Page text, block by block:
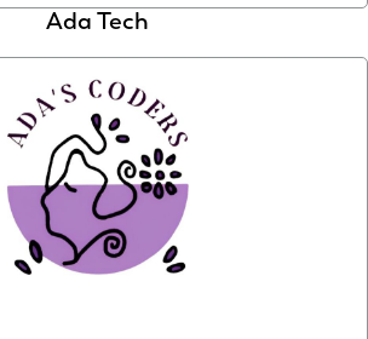
Ada Tech